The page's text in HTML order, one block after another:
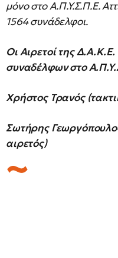
μόνο στο Α.Π.Υ.Σ.Π.Ε.
1564 συνάδελφοι.
Οι Αιρετοί της
συναδέλφων στο
Χρήστος Τρανός
Σωτήρης
αιρετός)